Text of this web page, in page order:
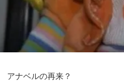
アナベルの再来？